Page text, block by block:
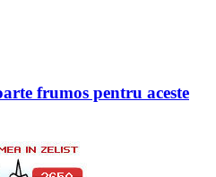
frumos pentru aceste